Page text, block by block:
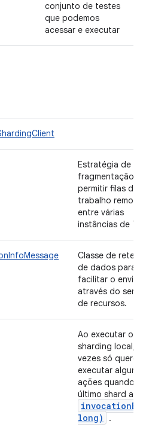
conjunto de testes
que podemos
acessar e executar
Estratégia de
fragmentação
permitir filas de
trabalho remoto
entre várias
instâncias de TF
Classe de
de dados para
facilitar o envio
através do
de recursos.
Ao executar o
sharding local,
vezes só
executar
ações quando o
último shard
long)
.